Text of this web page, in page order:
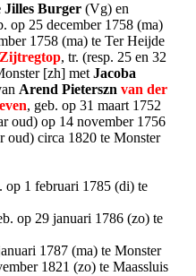
Jilles Burger (Vg) en
op 25 december 1758 (ma)
1758 (ma) te Ter Heijde
Zijtregtop, tr. (resp. 25 en 32
[zh] metJacoba
Arend Pietersznvan der
, geb. op 31 maart 1752
oud) op 14 november 1756
oud) circa 1820 te Monster
op 1 februari 1785 (di) te
op 29 januari 1786 (zo) te
1787 (ma) te Monster
1821 (zo) te Maassluis